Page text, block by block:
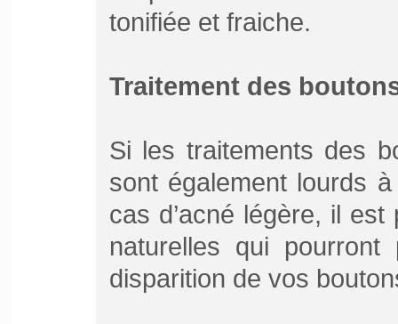
tonifiée et fraiche.
Traitement des
Si les traitements des
sont également lourds
cas d’acné légère, il est
naturelles qui
disparition de vos